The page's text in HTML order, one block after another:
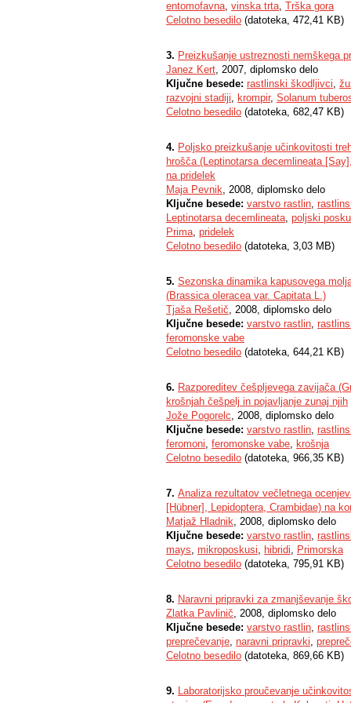
entomofavna, vinska trta, Trška gora
Celotno besedilo (datoteka, 472,41 KB)
3. Preizkušanje ustreznosti nemškega
Janez Kert, 2007, diplomsko delo
Ključne besede: rastlinski škodljivci,
razvojni stadiji, krompir, Solanum
Celotno besedilo (datoteka, 682,47 KB)
4. Poljsko preizkušanje učinkovitosti
hrošča (Leptinotarsa decemlineata
na pridelek
Maja Pevnik, 2008, diplomsko delo
Ključne besede: varstvo rastlin,
Leptinotarsa decemlineata, poljski
Prima, pridelek
Celotno besedilo (datoteka, 3,03 MB)
5. Sezonska dinamika kapusovega
(Brassica oleracea var. Capitata L.)
Tjaša Rešetič, 2008, diplomsko delo
Ključne besede: varstvo rastlin,
feromonske vabe
Celotno besedilo (datoteka, 644,21 KB)
6. Razporeditev češpljevega zavijača
krošnjah češpelj in pojavljanje zunaj njih
Jože Pogorelc, 2008, diplomsko delo
Ključne besede: varstvo rastlin,
feromoni, feromonske vabe, krošnja
Celotno besedilo (datoteka, 966,35 KB)
7. Analiza rezultatov večletnega
[Hübner], Lepidoptera, Crambidae) na
Matjaž Hladnik, 2008, diplomsko delo
Ključne besede: varstvo rastlin,
mays, mikroposkusi, hibridi, Primorska
Celotno besedilo (datoteka, 795,91 KB)
8. Naravni pripravki za zmanjševanje
Zlatka Pavlinič, 2008, diplomsko delo
Ključne besede: varstvo rastlin,
preprečevanje, naravni pripravki,
Celotno besedilo (datoteka, 869,66 KB)
9. Laboratorijsko proučevanje